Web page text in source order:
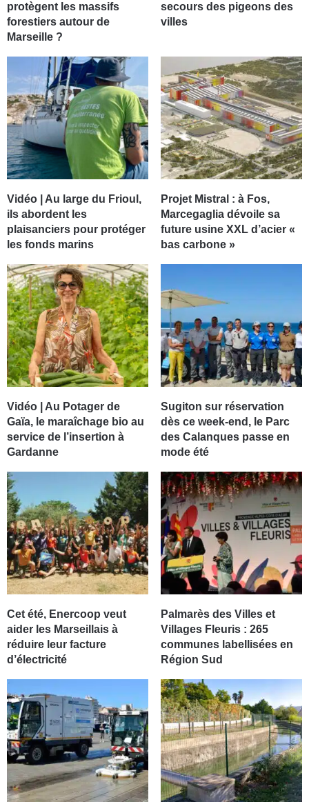
protègent les massifs
forestiers autour de
Marseille ?
secours des pigeons des
villes
Vidéo | Au large du Frioul,
ils abordent les
plaisanciers pour protéger
les fonds marins
Projet Mistral : à Fos,
Marcegaglia dévoile sa
future usine XXL d’acier «
bas carbone »
Vidéo | Au Potager de
Gaïa, le maraîchage bio au
service de l’insertion à
Gardanne
Sugiton sur réservation
dès ce week-end, le Parc
des Calanques passe en
mode été
Cet été, Enercoop veut
aider les Marseillais à
réduire leur facture
d’électricité
Palmarès des Villes et
Villages Fleuris : 265
communes labellisées en
Région Sud